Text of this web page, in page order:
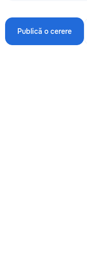
Publică o cerere